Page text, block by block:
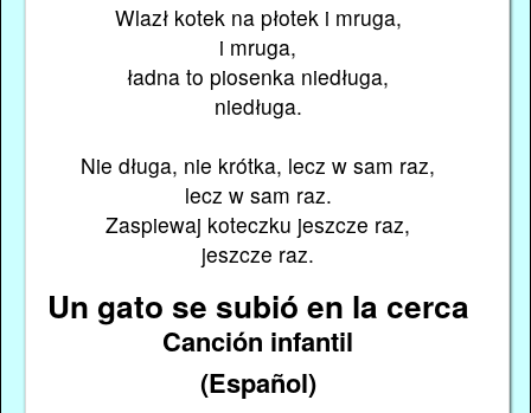
Wlazł kotek na płotek i mruga,
i mruga,
ładna to piosenka niedługa,
niedługa.
Nie długa, nie krótka, lecz w sam raz,
lecz w sam raz.
Zaspiewaj koteczku jeszcze raz,
jeszcze raz.
Un gato se subió en la cerca
Canción infantil
(Español)